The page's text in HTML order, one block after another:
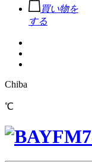
買い物を
する
Chiba
℃